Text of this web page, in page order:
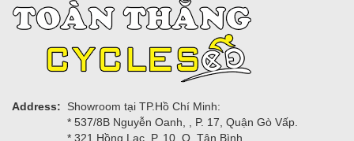
Address:
Showroom tại TP.Hồ Chí Minh:
* 537/8B Nguyễn Oanh, , P. 17, Quận Gò Vấp.
* 321 Hồng Lạc, P. 10, Q. Tân Bình.